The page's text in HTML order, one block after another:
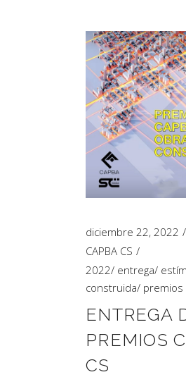
diciembre 22, 2022
CAPBA CS
2022/ entrega/
construida/ premios
ENTREGA
PREMIOS
CS